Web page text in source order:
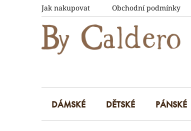
Jak nakupovat Obchodní podmínky
DÁMSKÉ DĚTSKÉ PÁNSKÉ